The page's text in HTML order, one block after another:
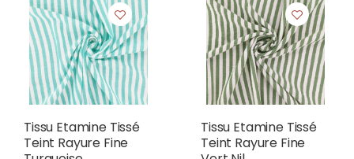
Tissu Etamine Tissé
Teint Rayure Fine
Tissu Etamine Tissé
Teint Rayure Fine